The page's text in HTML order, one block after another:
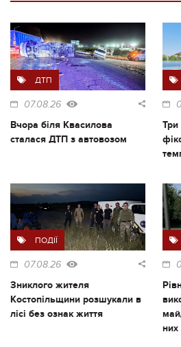
ДТП
07.08.26
Вчора біля Квасилова
сталася ДТП з автовозом
Три
ПОДІЇ
07.08.26
Зниклого жителя
Костопільщини розшукали в
лісі без ознак життя
них